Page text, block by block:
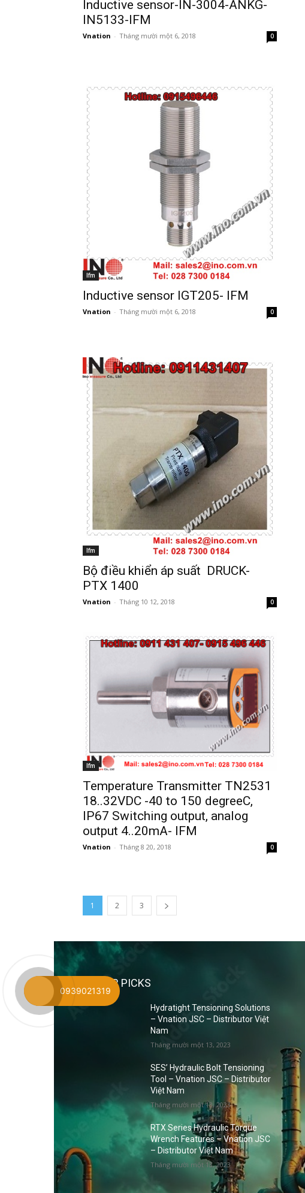
Inductive sensor-IN-3004-ANKG-
IN5133-IFM
Vnation - Tháng mười một 6, 2018 0
Ifm
Inductive sensor IGT205- IFM
Vnation - Tháng mười một 6, 2018 0
Ifm
Bộ điều khiển áp suất DRUCK-
PTX 1400
Vnation - Tháng 10 12, 2018 0
Ifm
Temperature Transmitter TN2531
18..32VDC -40 to 150 degreeC,
IP67 Switching output, analog
output 4..20mA- IFM
Vnation - Tháng 8 20, 2018 0
1 2 3
EDITOR PICKS
Hydratight Tensioning Solutions
– Vnation JSC – Distributor Việt
Nam
Tháng mười một 13, 2023
SES’ Hydraulic Bolt Tensioning
Tool – Vnation JSC – Distributor
Việt Nam
Tháng mười một 13, 2023
RTX Series Hydraulic Torque
Wrench Features – Vnation JSC
– Distributor Việt Nam
Tháng mười một 13, 2023
0939021319